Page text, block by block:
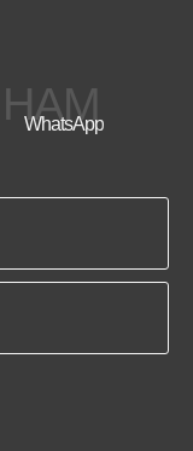
WhatsApp